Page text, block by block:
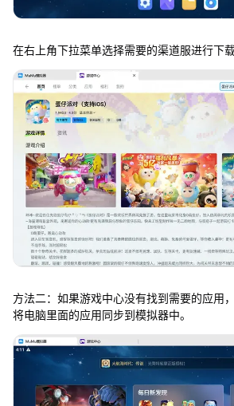
在右上角下拉菜单选择需要的渠道服进行下载
方法二：如果游戏中心没有找到需要的应用
将电脑里面的应用同步到模拟器中。